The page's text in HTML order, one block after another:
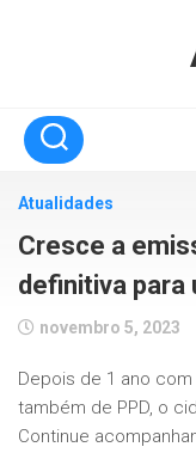
Atualidades
Cresce a
definitiva para
novembro 5, 2023
Depois de 1 ano com
também de PPD, o
Continue